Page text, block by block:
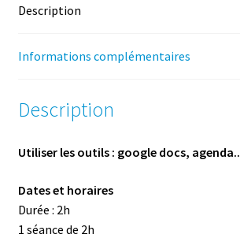
Description
Informations complémentaires
Description
Utiliser les outils : google docs, agenda..
Dates et horaires
Durée : 2h ­
1 séance de 2h